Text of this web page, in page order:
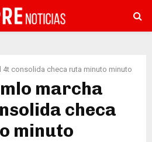
4t consolida checa ruta minuto minuto
marcha
checa
minuto